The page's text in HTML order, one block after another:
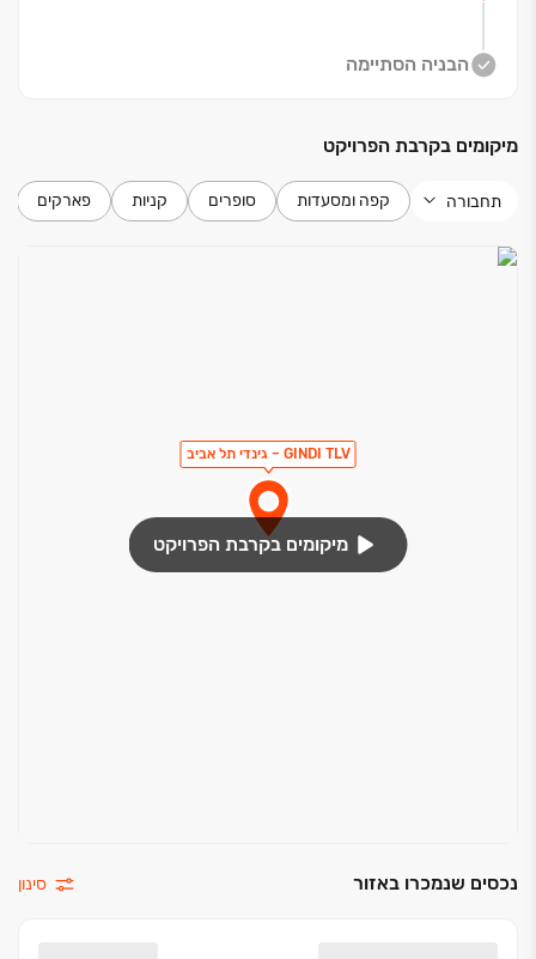
הבניה הסתיימה
מיקומים בקרבת הפרויקט
תחבורה קפה ומסעדות סופרים קניות פארקים
GINDI TLV – גינדי תל אביב
מיקומים בקרבת הפרויקט
נכסים שנמכרו באזור סינון